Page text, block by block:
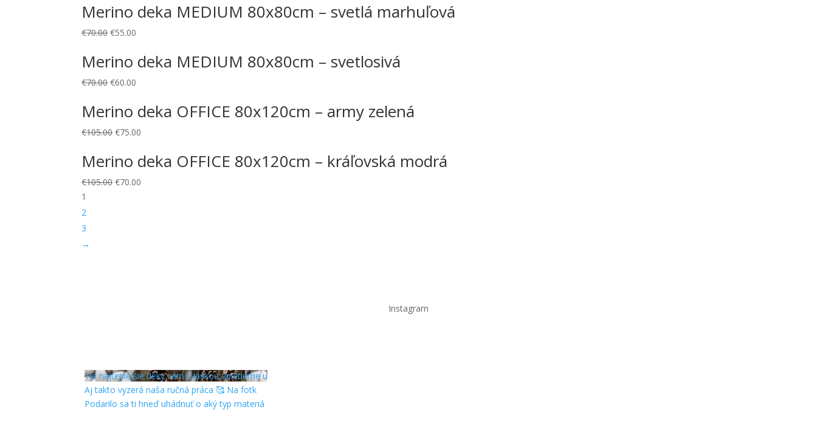
Merino deka MEDIUM 80x80cm – svetlá marhuľová
€70.00 €55.00
Merino deka MEDIUM 80x80cm – svetlosivá
€70.00 €60.00
Merino deka OFFICE 80x120cm – army zelená
€105.00 €75.00
Merino deka OFFICE 80x120cm – kráľovská modrá
€105.00 €70.00
1
2
3
→
Instagram
Tie najteplejšie deky vám s láskou upletieme u
Aj takto vyzerá naša ručná práca 🥰 Na fotk
Podarilo sa ti hneď uhádnuť o aký typ materiá